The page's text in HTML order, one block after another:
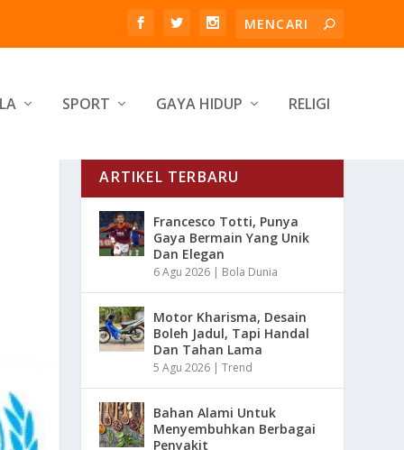
SPORT GAYA HIDUP RELIGI
ARTIKEL TERBARU
Francesco Totti, Punya
Gaya Bermain Yang Unik
Dan Elegan
6 Agu 2026 | Bola Dunia
Motor Kharisma, Desain
Boleh Jadul, Tapi Handal
Dan Tahan Lama
5 Agu 2026 |Trend
Bahan Alami Untuk
Menyembuhkan Berbagai
Penyakit